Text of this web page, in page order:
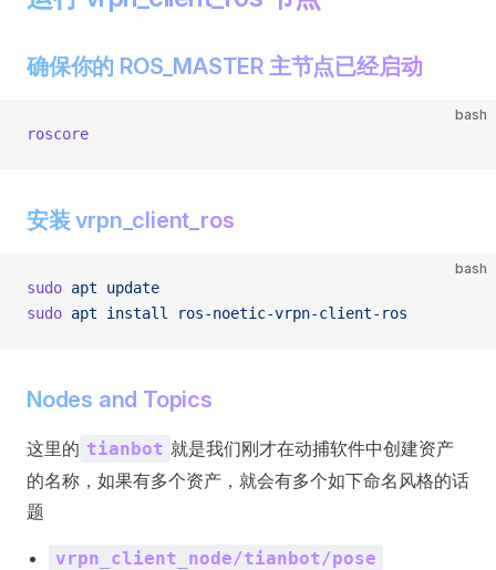
确保你的 ROS_MASTER 主节点已经启动
bash
roscore
安装 vrpn_client_ros
bash
sudo apt update
sudo apt install ros-noetic-vrpn-client-ros
Nodes and Topics
这里的 tianbot 就是我们刚才在动捕软件中创建资产
的名称，如果有多个资产，就会有多个如下命名风格的话
题
vrpn_client_node/tianbot/pose